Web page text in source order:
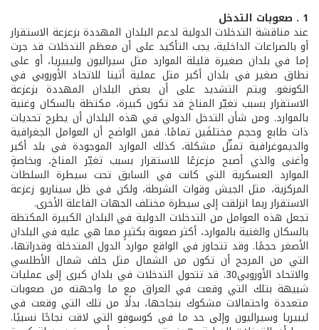
1 . صعوبات التدخل
عند مناقشة التدخلات الدولية لدعم البلدان المهددة بزعزعة الاستقرار
أو بالصراعات الداخلية، يجب التأكيد على أن معظم التدخلات قد جرت
إما في بلدان صغيرة قليلة الموارد مثل سيراليون وليبيريا، أو على
نطاق صغير في بلدان أكبر مثل عملية أثينا للاتحاد الأوروبي في
الكونغو. ويتم التشديد على أن بعض البلدان المهددة بزعزعة
الاستقرار بسبب تغيّر المناخ قد تكون كبيرة، مكتظة بالسكان وغنية
بالموارد. ومن شأن التدخل الدولي في هذه البلدان أن يطرح تحديات
ذات طابع وحجم مختلفَين تمامًا. فمن الواضح أن العوامل الجغرافية
والديموغرافية تمثّل مشكلة، كذلك الموارد الموجودة في بلد أكبر
وأغنى والذي أصبح مزعزعًا للاستقرار بسبب تغيّر المناخ، وبخاصةٍ
الموارد العسكرية التي كانت في السابق تحت سيطرة السلطات
المركزية، مثل الجيش وقوات الشرطة، ولكن في ظل سيناريو زعزعة
الاستقرار ربما انزلقت إلى سيطرة مختلف الجهات الفاعلة الأخرى.
تجعل هذه العوامل من التدخلات الدولية في البلدان الكبيرة المكتظة
بالسكان والغنية بالموارد، أكثر صعوبة بكثيرٍ مما هي عليه في البلدان
الأصغر حجمًا. وقد تتجاوز في الواقع موارد الدول المتدخلة وقدراتها،
التي من المرجح أن تكون من الشمال مثل حلف شمال الأطلسي
والاتحاد الأوروبي30. قد تتحول التدخلات في بلدان كبرى إلى عمليات
شبيهة بتلك التي وقعت في العراق مع ما واجهته من صعوبات
متعددة واحتمالات مشكوك بنجاحها، بدلًا من تلك التي وقعت في
ليبيريا وسيراليون وإلى حد ما في كوسوفو التي لاقت نجاحًا نسبيًا.